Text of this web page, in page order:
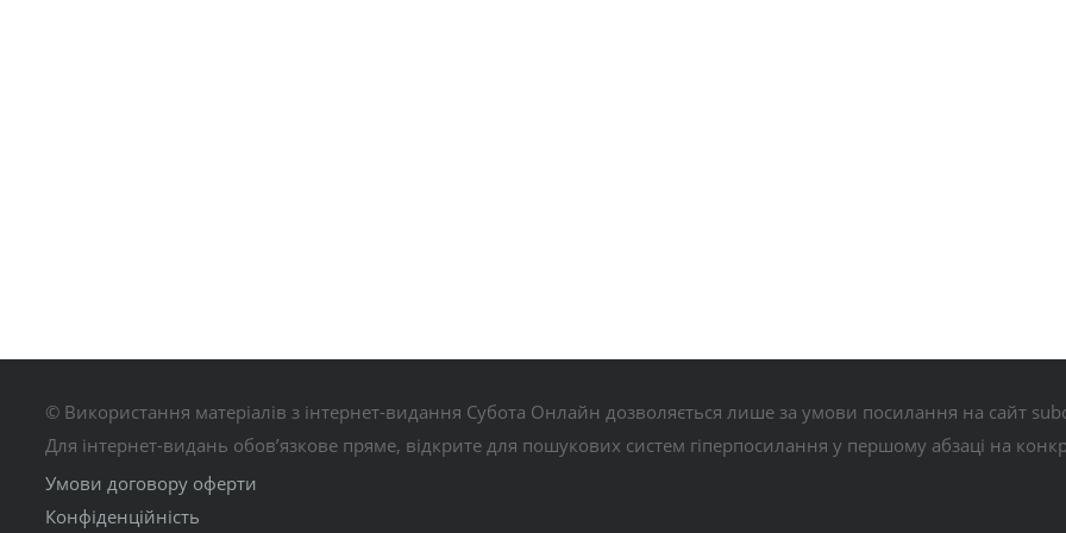
© Використання матеріалів з інтернет-видання Субота Онлайн дозволяється лише за умови посилання на сайт
Для інтернет-видань обов’язкове пряме, відкрите для пошукових систем гіперпосилання у першому абзаці на
Умови договору оферти
Конфіденційність